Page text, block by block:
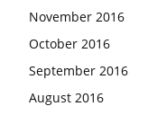
November 2016
October 2016
September 2016
August 2016